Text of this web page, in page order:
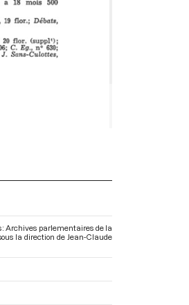
: Archives parlementaires de la
sous la direction de Jean-Claude